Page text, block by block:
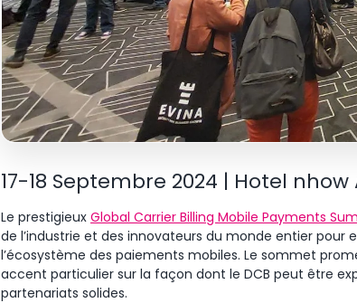
17-18 Septembre 2024 | Hotel
Le prestigieux Global Carrier Billing Mobile Payments
de l’industrie et des innovateurs du monde entier pour
l’écosystème des paiements mobiles. Le sommet
accent particulier sur la façon dont le DCB peut être
partenariats solides.